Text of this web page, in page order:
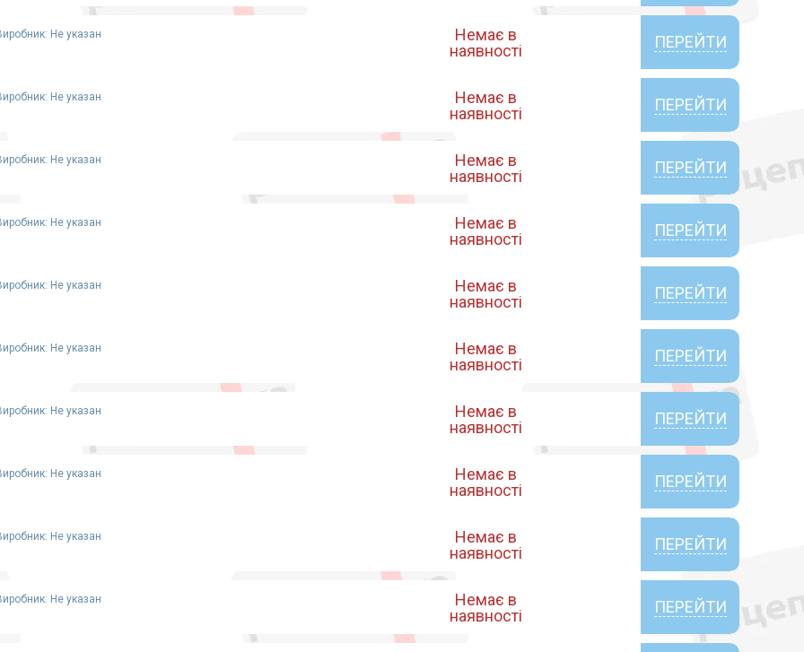
Не указан
Немає в
наявності
ПЕРЕЙТИ
Не указан
Немає в
наявності
ПЕРЕЙТИ
Не указан
Немає в
наявності
ПЕРЕЙТИ
Не указан
Немає в
наявності
ПЕРЕЙТИ
Не указан
Немає в
наявності
ПЕРЕЙТИ
Не указан
Немає в
наявності
ПЕРЕЙТИ
Не указан
Немає в
наявності
ПЕРЕЙТИ
Не указан
Немає в
наявності
ПЕРЕЙТИ
Не указан
Немає в
наявності
ПЕРЕЙТИ
Не указан
Немає в
наявності
ПЕРЕЙТИ